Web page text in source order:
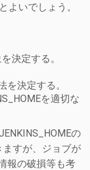
よいでしょう。
決定する。
決定する。
を適切な
の
すが、ジョブが
報の破損等も考